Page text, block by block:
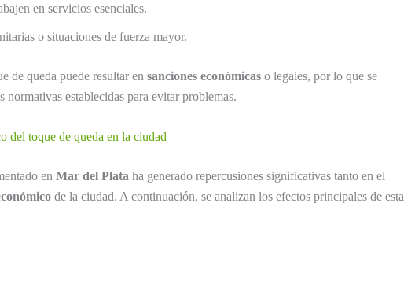
en servicios esenciales.
o situaciones de fuerza mayor.
de queda puede resultar en sanciones económicas o legales, por lo que se
normativas establecidas para evitar problemas.
del toque de queda en la ciudad
en Mar del Plata ha generado repercusiones significativas tanto en el
de la ciudad. A continuación, se analizan los efectos principales de esta